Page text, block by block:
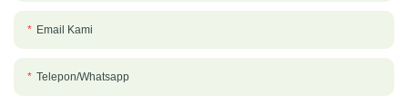
Email Kami
Telepon/whatsapp